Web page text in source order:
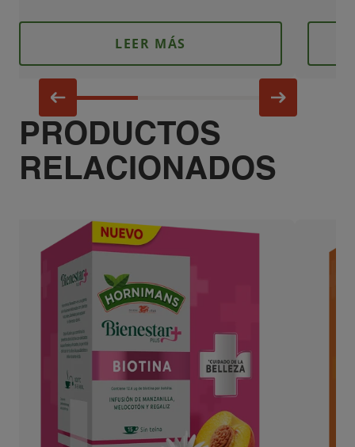
LEER MÁS
PRODUCTOS
RELACIONADOS